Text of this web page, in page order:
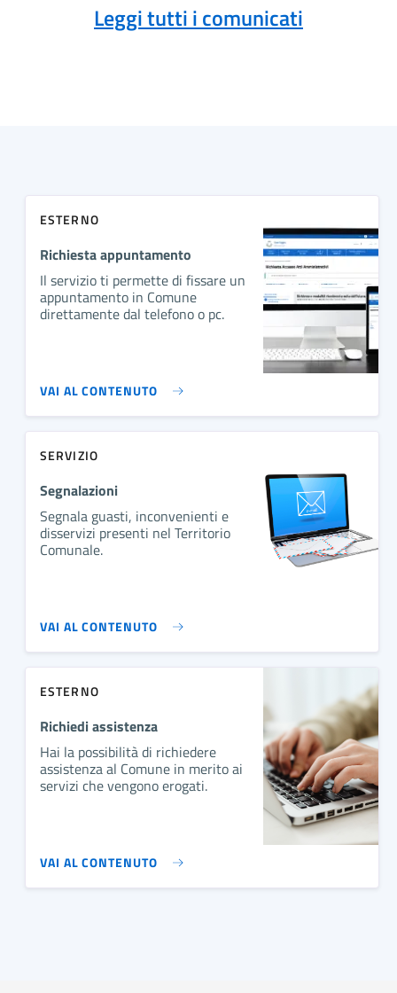
Leggi tutti i comunicati
ESTERNO
Richiesta appuntamento
Il servizio ti permette di fissare un
appuntamento in Comune
direttamente dal telefono o pc.
VAI AL CONTENUTO
SERVIZIO
Segnalazioni
Segnala guasti, inconvenienti e
disservizi presenti nel Territorio
Comunale.
VAI AL CONTENUTO
ESTERNO
Richiedi assistenza
Hai la possibilità di richiedere
assistenza al Comune in merito ai
servizi che vengono erogati.
VAI AL CONTENUTO